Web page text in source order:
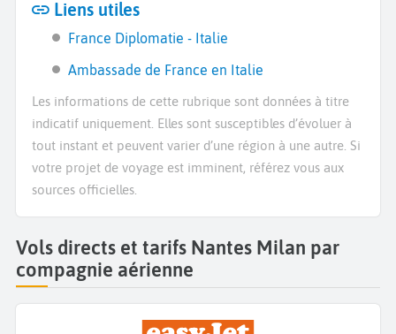
Liens utiles
France Diplomatie - Italie
Ambassade de France en Italie
Les informations de cette rubrique sont données à titre
indicatif uniquement. Elles sont susceptibles d’évoluer à
tout instant et peuvent varier d’une région à une autre. Si
votre projet de voyage est imminent, référez vous aux
sources officielles.
Vols directs et tarifs Nantes Milan par
compagnie aérienne